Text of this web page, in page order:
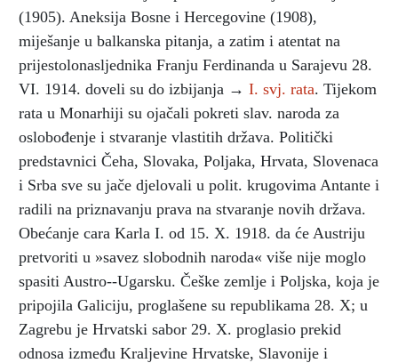
(1905). Aneksija Bosne i Hercegovine (1908),
miješanje u balkanska pitanja, a zatim i atentat na
prijestolonasljednika Franju Ferdinanda u Sarajevu 28.
VI. 1914. doveli su do izbijanja → I. svj. rata. Tijekom
rata u Monarhiji su ojačali pokreti slav. naroda za
oslobođenje i stvaranje vlastitih država. Politički
predstavnici Čeha, Slovaka, Poljaka, Hrvata, Slovenaca
i Srba sve su jače djelovali u polit. krugovima Antante i
radili na priznavanju prava na stvaranje novih država.
Obećanje cara Karla I. od 15. X. 1918. da će Austriju
pretvoriti u »savez slobodnih naroda« više nije moglo
spasiti Austro--Ugarsku. Češke zemlje i Poljska, koja je
pripojila Galiciju, proglašene su republikama 28. X; u
Zagrebu je Hrvatski sabor 29. X. proglasio prekid
odnosa između Kraljevine Hrvatske, Slavonije i